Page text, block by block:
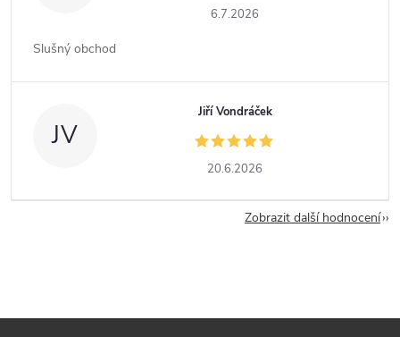
6.7.2026
Slušný obchod
JV
Jiří Vondráček
20.6.2026
Zobrazit další hodnocení